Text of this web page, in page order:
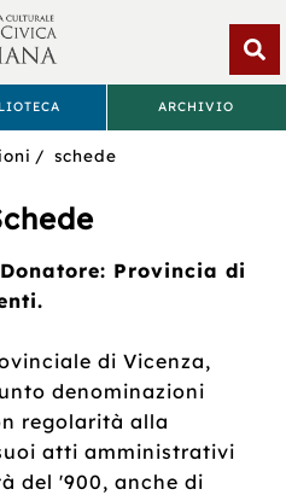
ARCHIVIO
Bertoliana
schede
Provincia di
di Vicenza,
denominazioni
regolarità alla
atti amministrativi
del '900, anche di